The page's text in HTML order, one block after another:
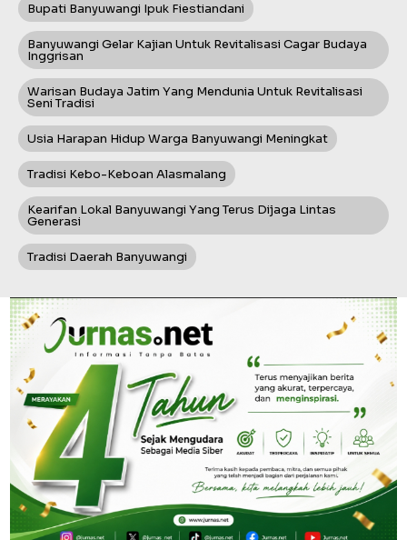
Bupati Banyuwangi Ipuk Fiestiandani
Banyuwangi Gelar Kajian Untuk Revitalisasi Cagar Budaya
Inggrisan
Warisan Budaya Jatim Yang Mendunia Untuk Revitalisasi
Seni Tradisi
Usia Harapan Hidup Warga Banyuwangi Meningkat
Tradisi Kebo-Keboan Alasmalang
Kearifan Lokal Banyuwangi Yang Terus Dijaga Lintas
Generasi
Tradisi Daerah Banyuwangi